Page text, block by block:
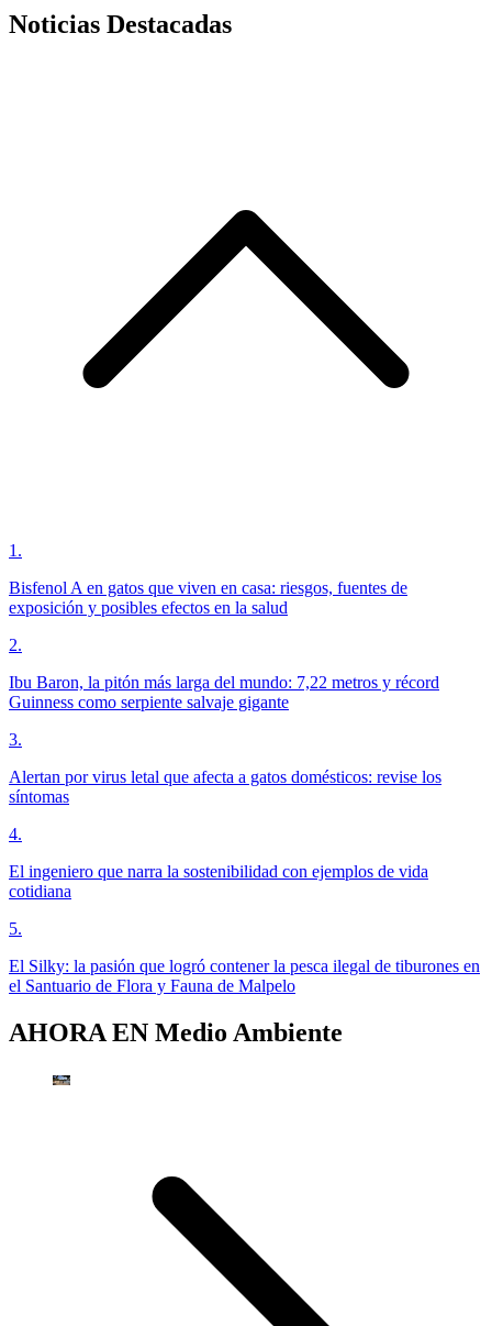
Noticias Destacadas
1 .
Bisfenol A en gatos que viven en casa: riesgos, fuentes de
exposición y posibles efectos en la salud
2.
Ibu Baron, la pitón más larga del mundo: 7,22 metros y récord
Guinness como serpiente salvaje gigante
3.
Alertan por virus letal que afecta a gatos domésticos: revise los
síntomas
4.
El ingeniero que narra la sostenibilidad con ejemplos de vida
cotidiana
5.
El Silky: la pasión que logró contener la pesca ilegal de tiburones en
el Santuario de Flora y Fauna de Malpelo
AHORA EN Medio Ambiente